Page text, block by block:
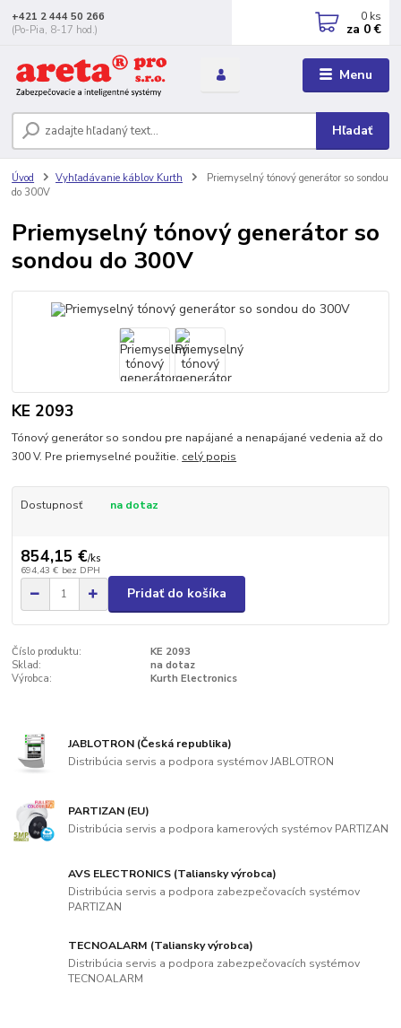
Menu
Hľadať
+421 2 444 50 266
(Po-Pia, 8-17 hod.)
0 ks
za 0 €
Úvod Vyhľadávanie káblov Kurth
Priemyselný tónový generátor so sondou
do 300V
Priemyselný tónový generátor so
sondou do 300V
KE 2093
Tónový generátor so sondou pre napájané a nenapájané vedenia až do
300 V. Pre priemyselné použitie. celý popis
Dostupnosť na dotaz
854,15 €/ks
694,43 € bez DPH
Pridať do košíka
Číslo produktu:
KE 2093
Sklad:
na dotaz
Výrobca:
Kurth Electronics
JABLOTRON (Česká republika)
Distribúcia servis a podpora systémov JABLOTRON
PARTIZAN (EU)
Distribúcia servis a podpora kamerových systémov PARTIZAN
AVS ELECTRONICS (Taliansky výrobca)
Distribúcia servis a podpora zabezpečovacích systémov
PARTIZAN
TECNOALARM (Taliansky výrobca)
Distribúcia servis a podpora zabezpečovacích systémov
TECNOALARM